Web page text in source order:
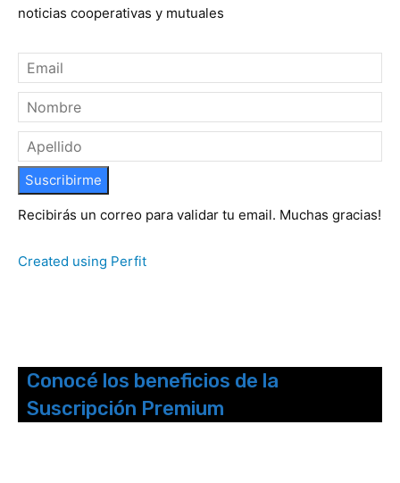
noticias cooperativas y mutuales
Suscribirme
Recibirás un correo para validar tu email. Muchas gracias!
Created using Perfit
Conocé los beneficios de la
Suscripción Premium